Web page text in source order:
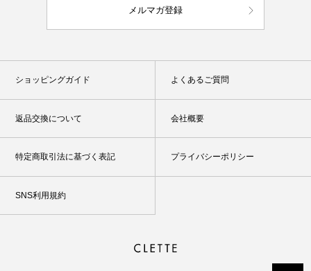
メルマガ登録
ショッピングガイド よくあるご質問
返品交換について 会社概要
特定商取引法に基づく表記 プライバシーポリシー
SNS利用規約